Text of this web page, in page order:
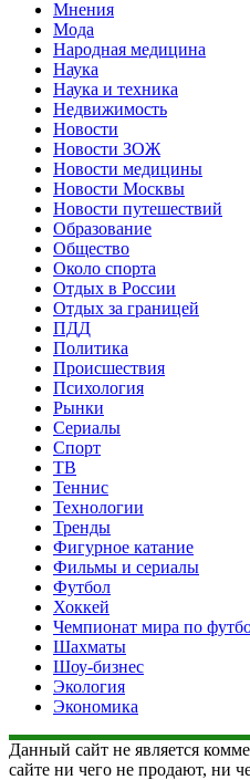
Мнения
Мода
Народная медицина
Наука
Наука и техника
Недвижимость
Новости
Новости ЗОЖ
Новости медицины
Новости Москвы
Новости путешествий
Образование
Общество
Около спорта
Отдых в России
Отдых за границей
ПДД
Политика
Происшествия
Психология
Рынки
Сериалы
Спорт
ТВ
Теннис
Технологии
Тренды
Фигурное катание
Фильмы и сериалы
Футбол
Хоккей
Чемпионат мира по
Шахматы
Шоу-бизнес
Экология
Экономика
Данный сайт не является
сайте ни чего не продают, ни